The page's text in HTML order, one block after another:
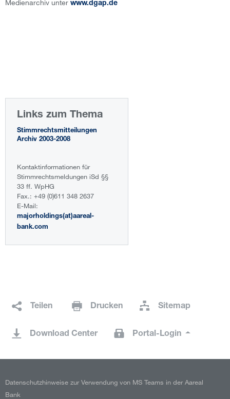
Medienarchiv unter www.dgap.de
Links zum Thema
Stimmrechtsmitteilungen
Archiv 2003-2008
Kontaktinformationen für
Stimmrechtsmeldungen iSd §§
33 ff. WpHG
Fax.: +49 (0)611 348 2637
E-Mail:
majorholdings(at)aareal-
bank.com
Teilen Drucken Sitemap
Download Center Portal-Login
Datenschutzhinweise zur Verwendung von MS Teams in der Aareal
Bank